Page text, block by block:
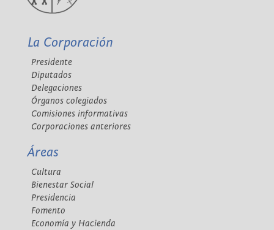
La Corporación
Presidente
Diputados
Delegaciones
Órganos colegiados
Comisiones informativas
Corporaciones anteriores
Áreas
Cultura
Bienestar Social
Presidencia
Fomento
Economía y Hacienda